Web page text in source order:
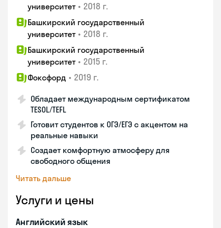
университет • 2018 г.
Башкирский государственный
университет • 2018 г.
Башкирский государственный
университет • 2015 г.
Фоксфорд • 2019 г.
Обладает международным сертификатом
TESOL/TEFL
Готовит студентов к ОГЭ/ЕГЭ с акцентом на
реальные навыки
Создает комфортную атмосферу для
свободного общения
Читать дальше
Услуги и цены
Английский язык